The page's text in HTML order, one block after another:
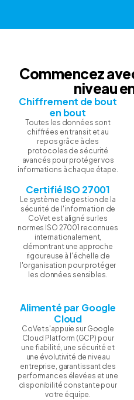
Commencez
niveau
Chiffrement de bout
en bout
Toutes les données sont
chiffrées en transit et au
repos grâce à des
protocoles de sécurité
avancés pour protéger vos
informations à chaque étape.
Certifié ISO 27001
Le système de gestion de la
sécurité de l'information de
CoVet est aligné sur les
normes ISO 27001 reconnues
internationalement,
démontrant une approche
rigoureuse à l'échelle de
l'organisation pour protéger
les données sensibles.
Alimenté par Google
Cloud
CoVet s'appuie sur Google
Cloud Platform (GCP) pour
une fiabilité, une sécurité et
une évolutivité de niveau
entreprise, garantissant des
performances élevées et une
disponibilité constante pour
votre équipe.